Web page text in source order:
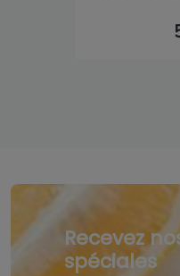
Recevez
spéciales